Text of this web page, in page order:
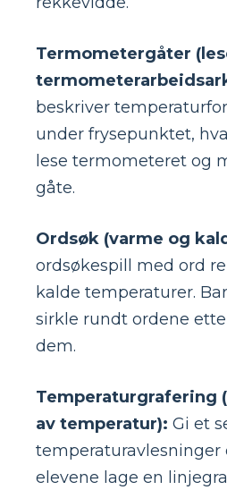
Termometergåter
beskriver
under frysepunktet,
lese termometeret og
gåte.
Ordsøk (varme og
ordsøkespill med ord
kalde temperaturer.
sirkle rundt ordene
dem.
Temperaturgrafering
av temperatur): Gi et
temperaturavlesninger
elevene lage en